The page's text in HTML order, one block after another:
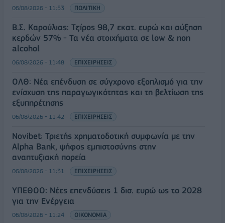
06/08/2026 - 11:53 ΠΟΛΙΤΙΚΗ
Β.Σ. Καρούλιας: Τζίρος 98,7 εκατ. ευρώ και αύξηση
κερδών 57% - Τα νέα στοιχήματα σε low & non
alcohol
06/08/2026 - 11:48 ΕΠΙΧΕΙΡΗΣΕΙΣ
ΟΛΘ: Νέα επένδυση σε σύγχρονο εξοπλισμό για την
ενίσχυση της παραγωγικότητας και τη βελτίωση της
εξυπηρέτησης
06/08/2026 - 11:42 ΕΠΙΧΕΙΡΗΣΕΙΣ
Novibet: Τριετής χρηματοδοτική συμφωνία με την
Alpha Bank, ψήφος εμπιστοσύνης στην
αναπτυξιακή πορεία
06/08/2026 - 11:31 ΕΠΙΧΕΙΡΗΣΕΙΣ
ΥΠΕΘΟΟ: Νέες επενδύσεις 1 δισ. ευρώ ως το 2028
για την Ενέργεια
06/08/2026 - 11:24 ΟΙΚΟΝΟΜΙΑ